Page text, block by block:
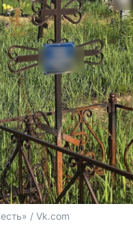
/ Vk.com